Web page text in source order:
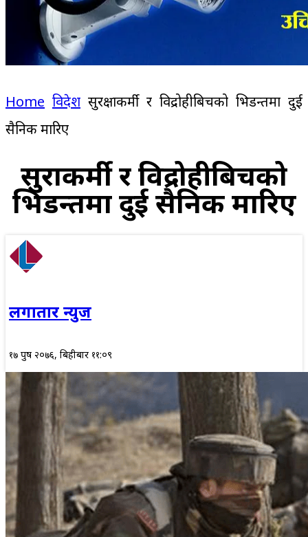
Home विदेश सुरक्षाकर्मी र विद्रोहीबिचको भिडन्तमा दुई
सैनिक मारिए
सुरक्षाकर्मी र विद्रोहीबिचको
भिडन्तमा दुई सैनिक मारिए
लगातार न्युज
१७ पुष २०७६, बिहीबार ११:०९